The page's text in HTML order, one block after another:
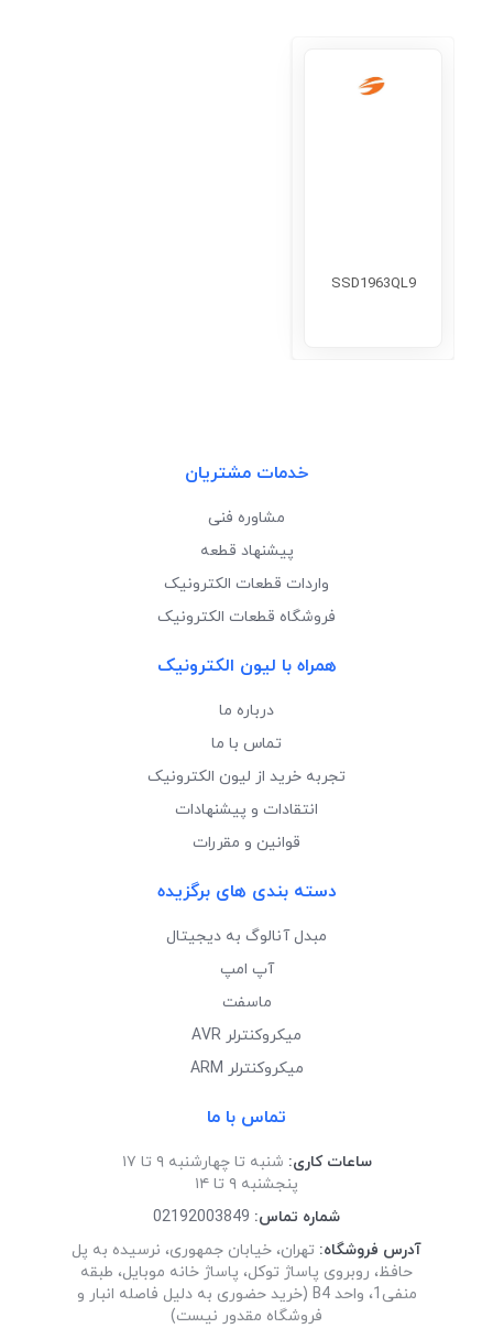
SSD1963QL9
خدمات مشتریان
مشاوره فنی
پیشنهاد قطعه
واردات قطعات الکترونیک
فروشگاه قطعات الکترونیک
همراه با لیون الکترونیک
درباره ما
تماس با ما
تجربه خرید از لیون الکترونیک
انتقادات و پیشنهادات
قوانین و مقررات
دسته بندی های برگزیده
مبدل آنالوگ به دیجیتال
آپ امپ
ماسفت
میکروکنترلر AVR
میکروکنترلر ARM
تماس با ما
ساعات کاری: شنبه تا چهارشنبه ۹ تا ۱۷
پنجشنبه ۹ تا ۱۴
شماره تماس: 02192003849
آدرس فروشگاه: تهران، خیابان جمهوری، نرسیده به پل
حافظ، روبروی پاساژ توکل، پاساژ خانه موبایل، طبقه
منفی1، واحد B4 (خرید حضوری به دلیل فاصله انبار و
فروشگاه مقدور نیست)